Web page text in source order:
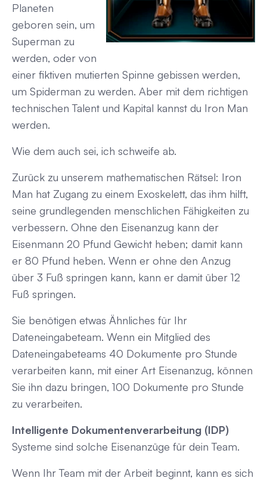
Planeten
geboren sein, um
Superman zu
werden, oder von
einer fiktiven mutierten Spinne gebissen werden,
um Spiderman zu werden. Aber mit dem richtigen
technischen Talent und Kapital kannst du Iron Man
werden.
Wie dem auch sei, ich schweife ab.
Zurück zu unserem mathematischen Rätsel: Iron
Man hat Zugang zu einem Exoskelett, das ihm hilft,
seine grundlegenden menschlichen Fähigkeiten zu
verbessern. Ohne den Eisenanzug kann der
Eisenmann 20 Pfund Gewicht heben; damit kann
er 80 Pfund heben. Wenn er ohne den Anzug
über 3 Fuß springen kann, kann er damit über 12
Fuß springen.
Sie benötigen etwas Ähnliches für Ihr
Dateneingabeteam. Wenn ein Mitglied des
Dateneingabeteams 40 Dokumente pro Stunde
verarbeiten kann, mit einer Art Eisenanzug, können
Sie ihn dazu bringen, 100 Dokumente pro Stunde
zu verarbeiten.
Intelligente Dokumentenverarbeitung (IDP)
Systeme sind solche Eisenanzüge für dein Team.
Wenn Ihr Team mit der Arbeit beginnt, kann es sich